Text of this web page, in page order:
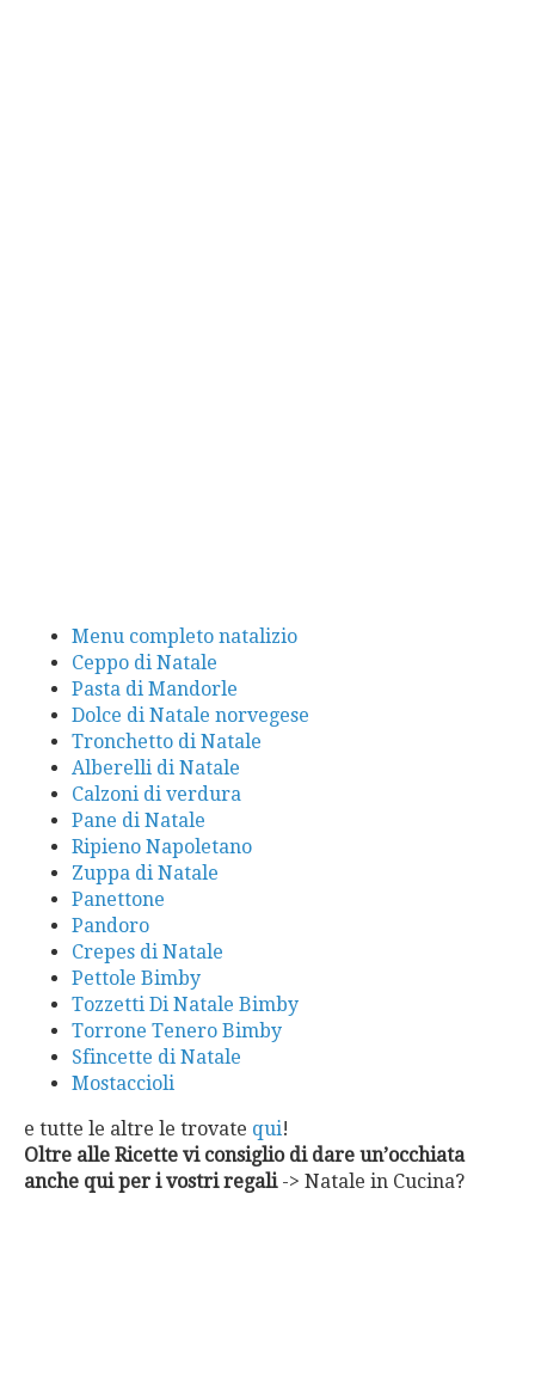
Menu completo natalizio
Ceppo di Natale
Pasta di Mandorle
Dolce di Natale norvegese
Tronchetto di Natale
Alberelli di Natale
Calzoni di verdura
Pane di Natale
Ripieno Napoletano
Zuppa di Natale
Panettone
Pandoro
Crepes di Natale
Pettole Bimby
Tozzetti Di Natale Bimby
Torrone Tenero Bimby
Sfincette di Natale
Mostaccioli
e tutte le altre le trovate qui!
Oltre alle Ricette vi consiglio di dare un’occhiata
anche qui per i vostri regali-> Natale in Cucina?